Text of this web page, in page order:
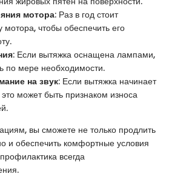
мотора: Раз в год стоит
мотора, чтобы обеспечить его
: Если вытяжка оснащена лампами,
по мере необходимости.
на звук: Если вытяжка начинает
это может быть признаком износа
вы сможете не только продлить
и обеспечить комфортные условия
всегда